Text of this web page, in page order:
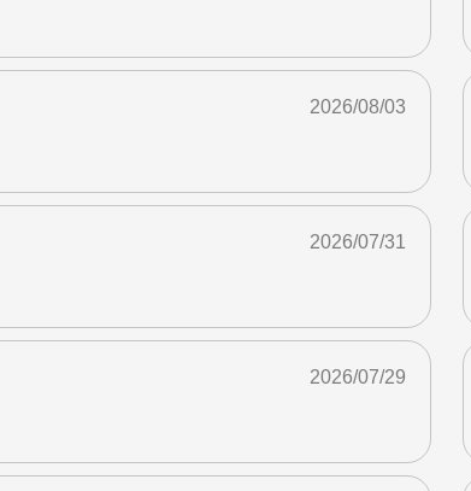
2026/08/03
2026/07/31
2026/07/29